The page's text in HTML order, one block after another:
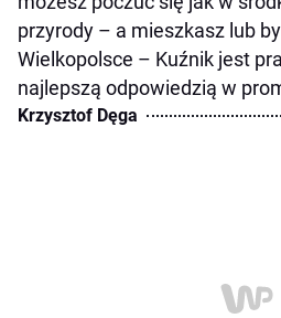
przyrody – a mieszkasz lub
Wielkopolsce – Kuźnik jest
najlepszą odpowiedzią w
Krzysztof Dęga